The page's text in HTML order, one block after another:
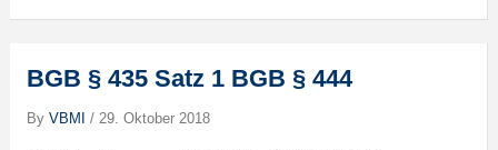
BGB § 435 Satz 1 BGB § 444
By VBMI / 29. Oktober 2018